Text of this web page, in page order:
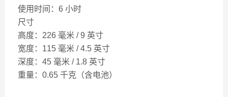
使用时间：6 小时
尺寸
高度：226 毫米 / 9 英寸
宽度：115 毫米 / 4.5 英寸
深度：45 毫米 / 1.8 英寸
重量：0.65 千克（含电池）